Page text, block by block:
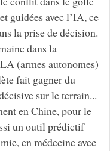
guidées avec l’IA, ce
la prise de décision.
dans la
(armes autonomes)
fait gagner du
sur le terrain...
en Chine, pour le
un outil prédictif
en médecine avec